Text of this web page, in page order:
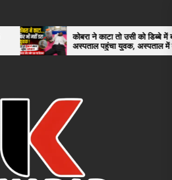
कोबरा ने काटा तो उसी को डिब्बे में बंद कर
अस्पताल पहुंचा युवक, अस्पताल में देखकर डॉक्टर
भी रह गए हैरान